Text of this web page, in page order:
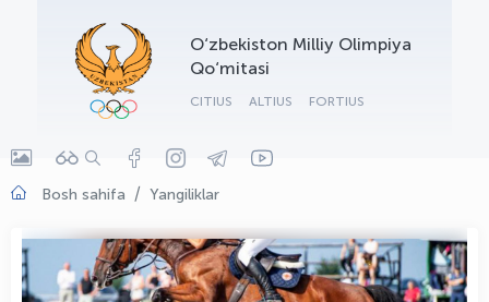
O‘zbekiston Milliy Olimpiya
Qo‘mitasi
CITIUS ALTIUS FORTIUS
Bosh sahifa Yangiliklar
OLYMPCHIK AI - yordamchi
Onlayn · olympic.uz